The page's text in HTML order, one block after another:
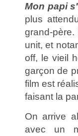
Mon papi
plus
grand-
unit, et
off, le vieil
garçon de
film est
faisant la
On arrive
avec un